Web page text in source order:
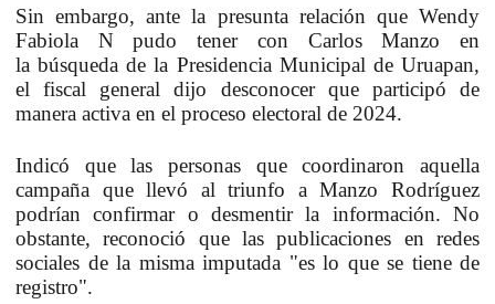
Sin embargo, ante la presunta relación que Wendy
Fabiola N pudo tener con Carlos Manzo en
labúsqueda de la Presidencia Municipal de Uruapan,
el fiscal general dijo desconocer que participó de
manera activa en el proceso electoral de 2024.
Indicó que las personas que coordinaron aquella
campaña que llevó al triunfo a Manzo Rodríguez
podrían confirmar o desmentir la información. No
obstante, reconoció que las publicaciones en redes
sociales de la misma imputada "es lo que se tiene de
registro".